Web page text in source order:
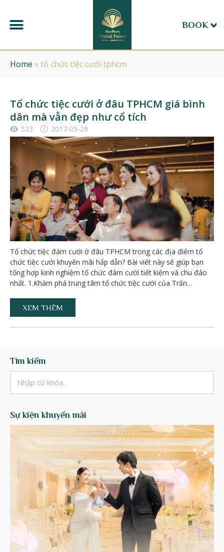
BOOK
Home » tổ chức tiệc cưới tphcm
Tổ chức tiệc cưới ở đâu TPHCM giá bình
dân mà vẫn đẹp như cổ tích
523 2017-05-29
Tổ chức tiệc đám cưới ở đâu TPHCM trong các địa điểm tổ
chức tiệc cưới khuyến mãi hấp dẫn? Bài viết này sẽ giúp bạn
tổng hợp kinh nghiệm tổ chức đám cưới tiết kiệm và chu đáo
nhất. 1.Khám phá trung tâm tổ chức tiệc cưới của Trấn…
XEM THÊM
Tìm kiếm
Sự kiện khuyến mãi